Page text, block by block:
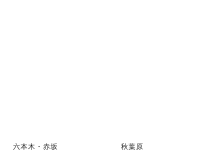
六本木・赤坂 秋葉原